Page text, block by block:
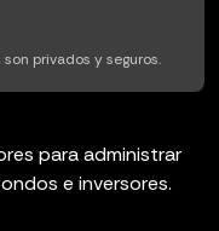
privados y seguros.
para administrar
e inversores.